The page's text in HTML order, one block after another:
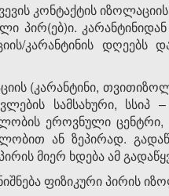
კონტაქტის
პირ(ებ)ი.
კარანტინის
(კარანტინი,
სამსახური,
ეროვნული
ან ზეპირად.
პირის მიერ ხდება ამ
ფიზიკური პირის